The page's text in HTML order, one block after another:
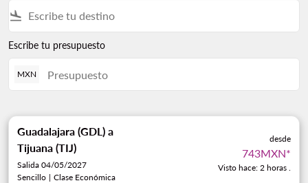
flight_land
Escribe tu presupuesto
MXN
Guadalajara (GDL) a
Tijuana (TIJ)
Salida 04/05/2027
Sencillo | Clase Económica
desde
743MXN*
Visto hace: 2 horas .